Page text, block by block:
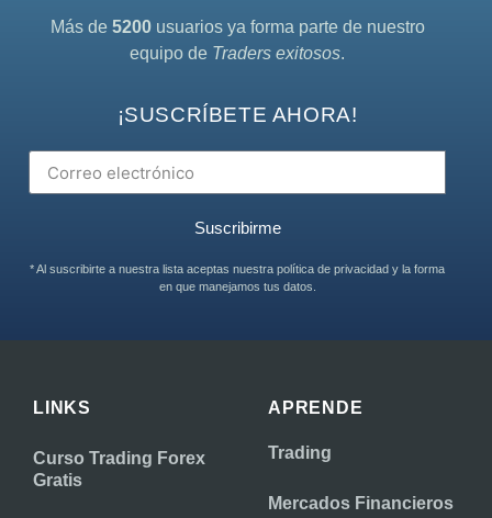
Más de 5200usuarios ya forma parte de nuestro
equipo de Traders exitosos.
¡SUSCRÍBETE AHORA!
Suscribirme
* Al suscribirte a nuestra lista aceptas nuestra política de privacidad y la forma
en que manejamos tus datos.
LINKS
Curso Trading Forex
Gratis
APRENDE
Trading
Mercados Financieros